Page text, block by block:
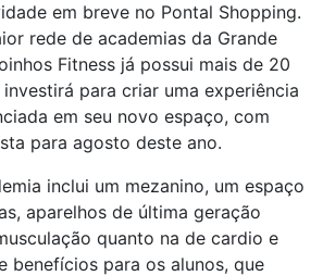
em breve no Pontal Shopping.
rede de academias da Grande
Fitness já possui mais de 20
para criar uma experiência
em seu novo espaço, com
para agosto deste ano.
inclui um mezanino, um espaço
aparelhos de última geração
quanto na de cardio e
benefícios para os alunos, que